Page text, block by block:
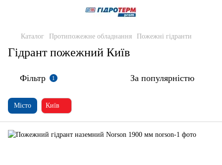
Каталог Протипожежне обладнання Пожежні гідранти
Гідрант пожежний Київ
Фільтр 1 За популярністю
Місто Київ